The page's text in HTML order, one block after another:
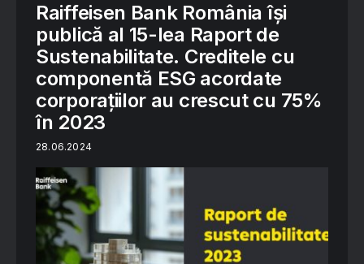
Raiffeisen Bank România își
publică al 15-lea Raport de
Sustenabilitate. Creditele cu
componentă ESG acordate
corporațiilor au crescut cu 75%
în 2023
28.06.2024